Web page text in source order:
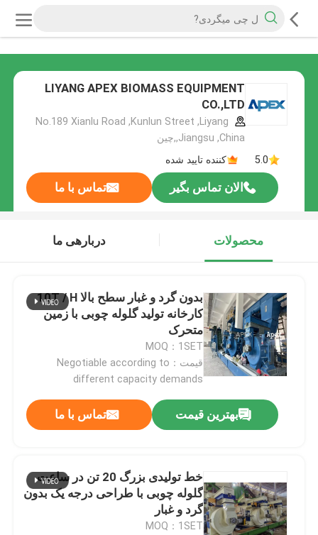
LIYANG APEX BIOMASS EQUIPMENT
CO.,LTD
No.189 Xianlu Road ,Kunlun Street ,Liyang
,Jiangsu ,China,چین
5.0
کننده تایید شده
الان تماس بگیر تماس با ما
محصولات دربارهی ما
بدون گرد و غبار سطح بالا 10T / H
کارخانه تولید گلوله چوبی با زمین
متحرک
MOQ：1SET
قیمت：Negotiable according to
different capacity demands
بهترین قیمت تماس با ما
خط تولیدی بزرگ 20 تن در ساعت
گلوله چوبی با طراحی درجه یک بدون
گرد و غبار
MOQ：1SET